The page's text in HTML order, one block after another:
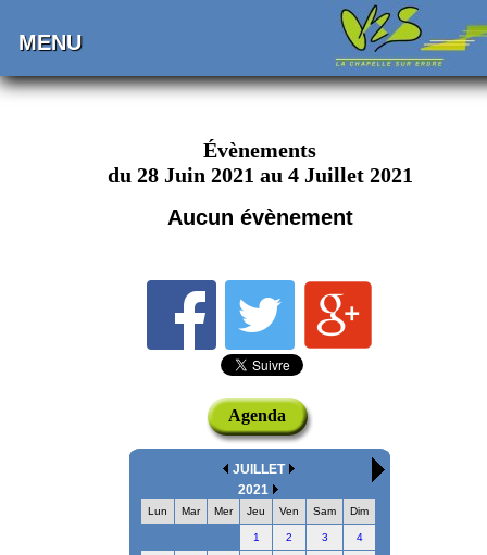
MENU
Évènements
du 28 Juin 2021 au 4 Juillet 2021
Aucun évènement
Agenda
JUILLET
2021
Lun Mar Mer Jeu Ven Sam Dim
1 2 3 4